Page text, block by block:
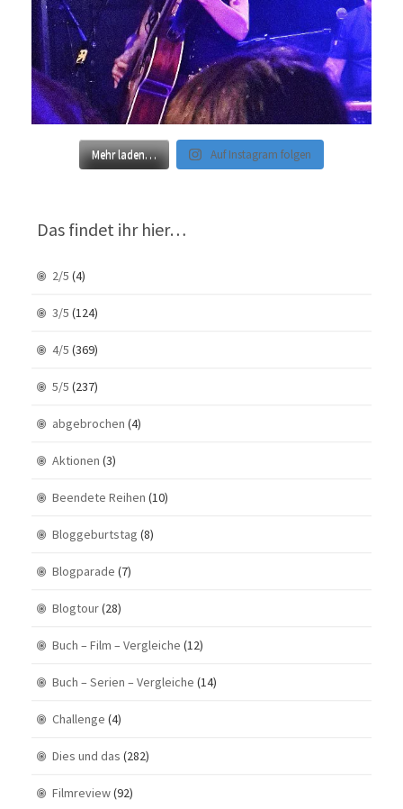
Mehr laden… Auf Instagram folgen
Das findet ihr hier…
2/5 (4)
3/5 (124)
4/5 (369)
5/5 (237)
abgebrochen (4)
Aktionen (3)
Beendete Reihen (10)
Bloggeburtstag (8)
Blogparade (7)
Blogtour(28)
Buch – Film – Vergleiche (12)
Buch – Serien – Vergleiche (14)
Challenge (4)
Dies und das (282)
Filmreview(92)